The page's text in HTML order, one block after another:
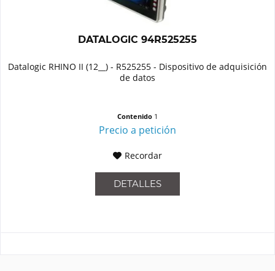
DATALOGIC 94R525255
Datalogic RHINO II (12__) - R525255 - Dispositivo de adquisición
de datos
Contenido 1
Precio a petición
Recordar
DETALLES